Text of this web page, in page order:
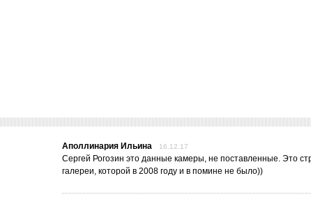
Аполлинария Ильина 16.12.17
Сергей Рогозин это данные камеры, не поставленные. Это
галереи, которой в 2008 году и в помине не было))